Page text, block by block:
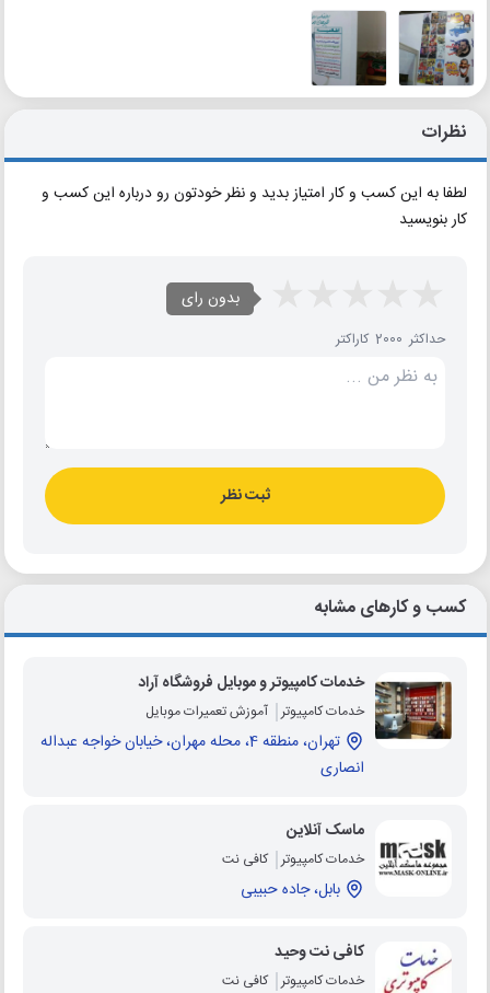
نظرات
لطفا به این کسب و کار امتیاز بدید و نظر خودتون رو درباره این کسب و
کار بنویسید
بدون رای
حداکثر 2000 کاراکتر
ثبت نظر
کسب و کارهای مشابه
خدمات کامپیوتر و موبایل فروشگاه آراد
خدمات کامپیوتر آموزش تعمیرات موبایل
تهران، منطقه 4، محله مهران، خیابان خواجه عبداله
انصاری
ماسک آنلاین
خدمات کامپیوتر کافی نت
بابل، جاده حبیبی
کافی نت وحید
خدمات کامپیوتر کافی نت